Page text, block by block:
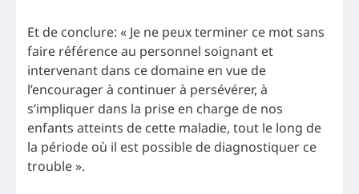
Et de conclure: « Je ne peux terminer ce mot sans
faire référence au personnel soignant et
intervenant dans ce domaine en vue de
l’encourager à continuer à persévérer, à
s’impliquer dans la prise en charge de nos
enfants atteints de cette maladie, tout le long de
la période où il est possible de diagnostiquer ce
trouble ».